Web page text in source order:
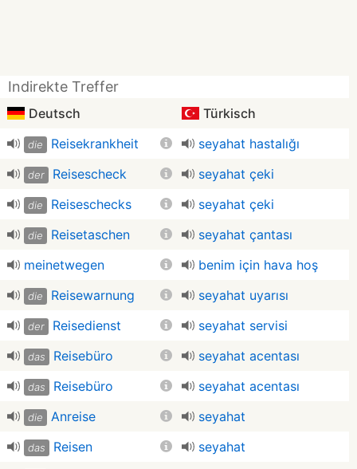
Indirekte Treffer
Deutsch Türkisch
die Reisekrankheit seyahat hastalığı
der Reisescheck seyahat çeki
die Reiseschecks seyahat çeki
die Reisetaschen
seyahat çantası
meinetwegen
benim için hava hoş
die Reisewarnung seyahat uyarısı
der Reisedienst seyahat servisi
das Reisebüro seyahat acentası
das Reisebüro seyahat acentası
die Anreise seyahat
das Reisen seyahat